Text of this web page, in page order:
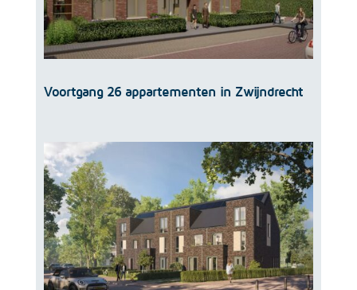
Voortgang 26 appartementen in Zwijndrecht